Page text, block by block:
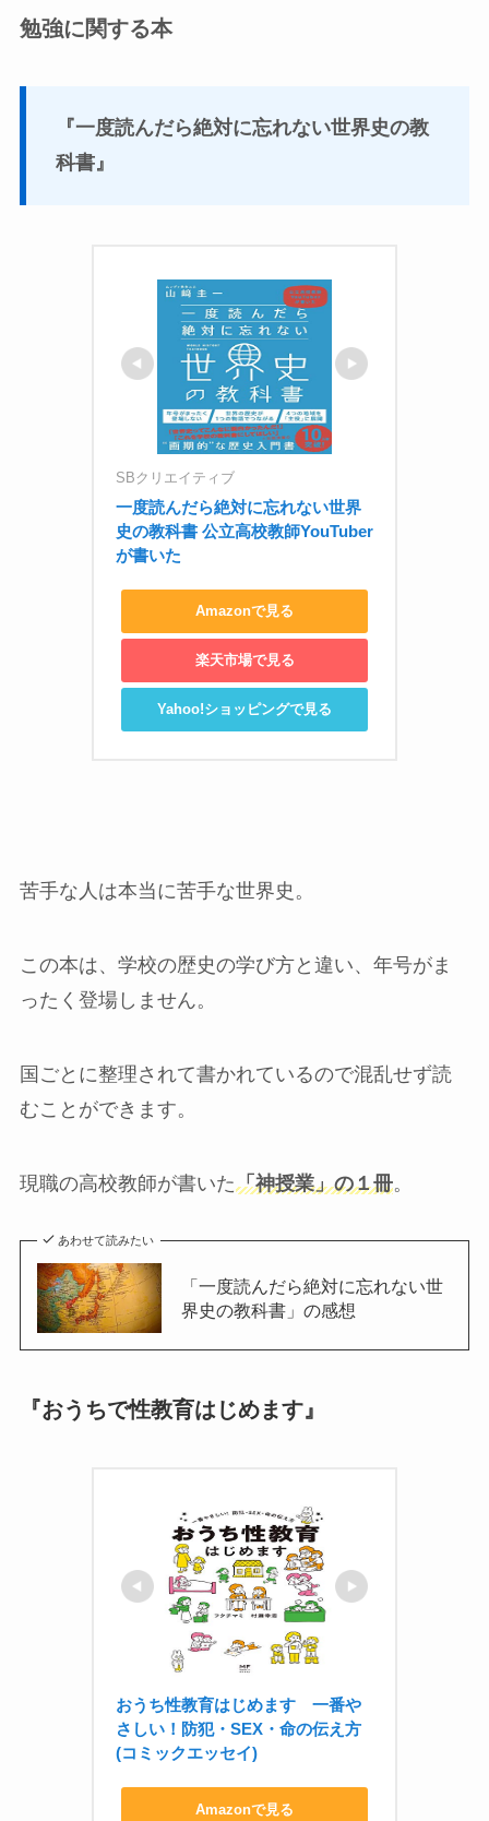
勉強に関する本
『一度読んだら絶対に忘れない世界史の教
科書』
SBクリエイティブ
一度読んだら絶対に忘れない世界
史の教科書 公立高校教師YouTuber
が書いた
Amazonで見る
楽天市場で見る
Yahoo!ショッピングで見る
苦手な人は本当に苦手な世界史。
この本は、学校の歴史の学び方と違い、年号がま
ったく登場しません。
国ごとに整理されて書かれているので混乱せず読
むことができます。
現職の高校教師が書いた「神授業」の１冊。
あわせて読みたい
「一度読んだら絶対に忘れない世
界史の教科書」の感想
『おうちで性教育はじめます』
おうち性教育はじめます　一番や
さしい！防犯・SEX・命の伝え方
(コミックエッセイ)
Amazonで見る